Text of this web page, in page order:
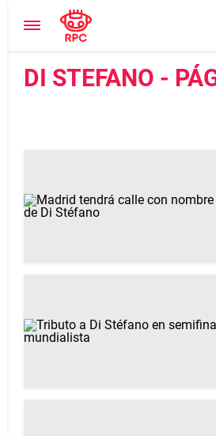
DI STEFANO -